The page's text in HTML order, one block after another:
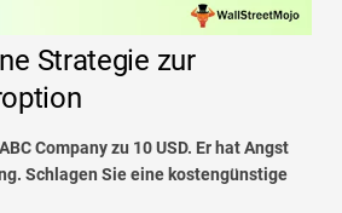
Strategie zur
Company zu 10 USD. Er hat Angst
Schlagen Sie eine kostengünstige